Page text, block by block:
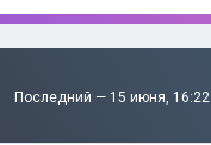
Последний — 15 июня, 16:22